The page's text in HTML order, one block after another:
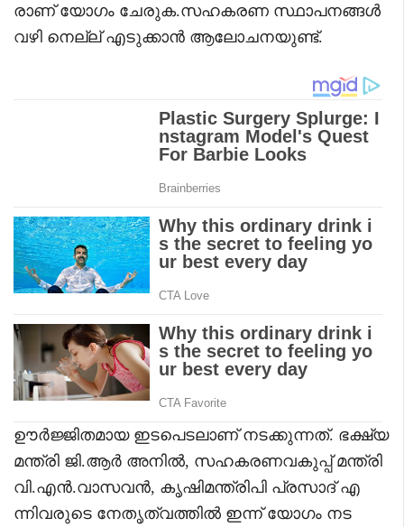
രാണ് യോഗം ചേരുക.സഹകരണ സ്ഥാപനങ്ങൾ
വഴി നെല്ല് എടുക്കാൻ ആലോചനയുണ്ട്.
ഊർജ്ജിതമായ ഇടപെടലാണ് നടക്കുന്നത്. ഭക്ഷ്യ
മന്ത്രി ജി.ആർ അനിൽ, സഹകരണവകുപ്പ് മന്ത്രി
വി.എൻ.വാസവൻ, കൃഷിമന്ത്രിപി പ്രസാദ് എ
ന്നിവരുടെ നേതൃത്വത്തിൽ ഇന്ന് യോഗം നട